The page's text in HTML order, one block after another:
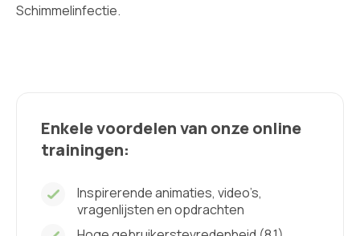
Schimmelinfectie.
Enkele voordelen van onze online
trainingen:
Inspirerende animaties, video’s,
vragenlijsten en opdrachten